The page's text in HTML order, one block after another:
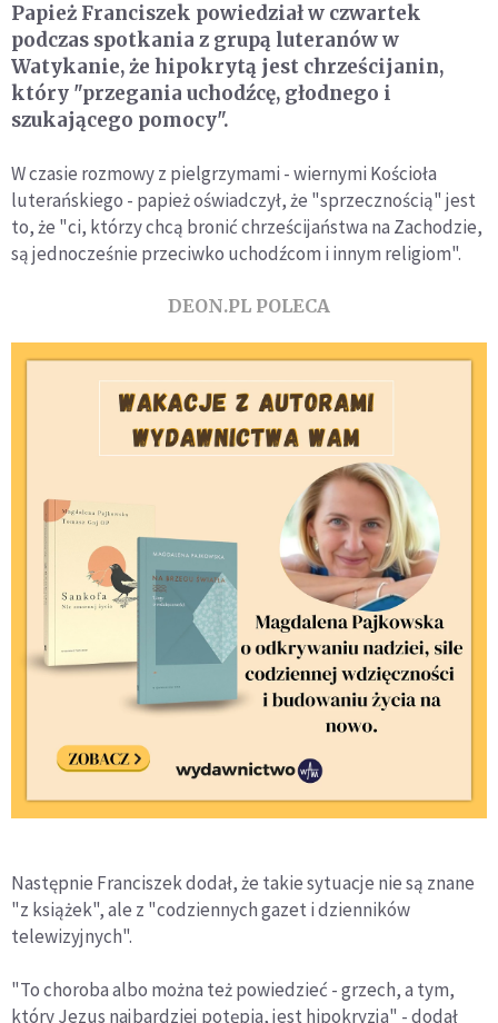
Papież Franciszek powiedział w czwartek
podczas spotkania z grupą luteranów w
Watykanie, że hipokrytą jest chrześcijanin,
który "przegania uchodźcę, głodnego i
szukającego pomocy".
W czasie rozmowy z pielgrzymami - wiernymi Kościoła
luterańskiego - papież oświadczył, że "sprzecznością" jest
to, że "ci, którzy chcą bronić chrześcijaństwa na Zachodzie,
są jednocześnie przeciwko uchodźcom i innym religiom".
DEON.PL POLECA
Następnie Franciszek dodał, że takie sytuacje nie są znane
"z książek", ale z "codziennych gazet i dzienników
telewizyjnych".
"To choroba albo można też powiedzieć - grzech, a tym,
który Jezus najbardziej potępia, jest hipokryzja" - dodał